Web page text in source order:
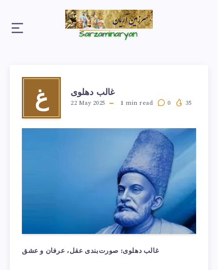
غ غالب دهلوی
22 May 2025 1 min read 0 35
غالب دهلوی: صورت‌بندی عقل، عرفان و عشق